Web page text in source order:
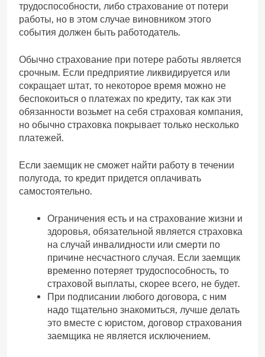
трудоспособности, либо страхование от потери
работы, но в этом случае виновником этого
события должен быть работодатель.
Обычно страхование при потере работы является
срочным. Если предприятие ликвидируется или
сокращает штат, то некоторое время можно не
беспокоиться о платежах по кредиту, так как эти
обязанности возьмет на себя страховая компания,
но обычно страховка покрывает только несколько
платежей.
Если заемщик не сможет найти работу в течении
полугода, то кредит придется оплачивать
самостоятельно.
Ограничения есть и на страхование жизни и
здоровья, обязательной является страховка
на случай инвалидности или смерти по
причине несчастного случая. Если заемщик
временно потеряет трудоспособность, то
страховой выплаты, скорее всего, не будет.
При подписании любого договора, с ним
надо тщательно знакомиться, лучше делать
это вместе с юристом, договор страхования
заемщика не является исключением.